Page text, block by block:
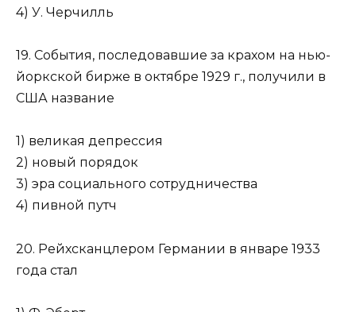
4) У. Черчилль
19. События, последовавшие за крахом на нью-
йоркской бирже в октябре 1929 г., получили в
США название
1) великая депрессия
2) новый порядок
3) эра социального сотрудничества
4) пивной путч
20. Рейхсканцлером Германии в январе 1933
года стал